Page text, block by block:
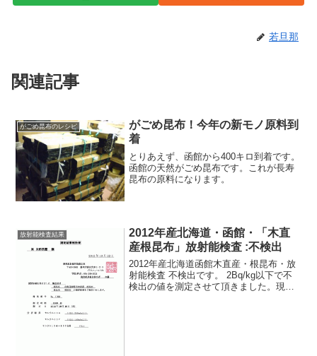
若旦那
関連記事
がごめ昆布のレシピ
がごめ昆布！今年の新モノ原料到
着
とりあえず、函館から400キロ到着です。
函館の天然がごめ昆布です。これが長寿
昆布の原料になります。
放射能検査結果
2012年産北海道・函館・「木直
産根昆布」放射能検査 :不検出
2012年産北海道函館木直産・根昆布・放
射能検査 不検出です。 2Bq/kg以下で不
検出の値を測定させて頂きました。現在